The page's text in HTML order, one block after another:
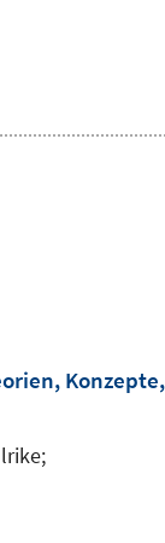
Konzepte,